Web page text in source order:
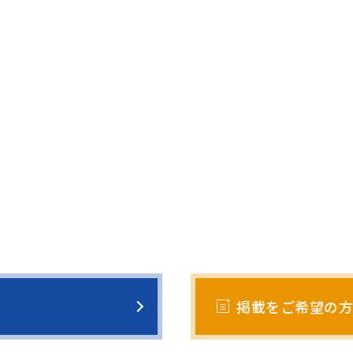
post_add 掲載をご希望の